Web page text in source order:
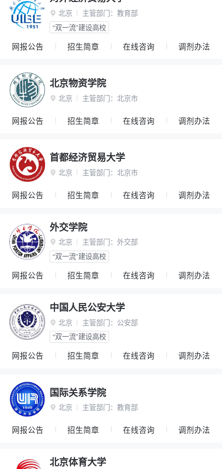
 北京 主管部门： 教育部
“双一流”建设高校
网报公告 招生简章 在线咨询 调剂办法
北京物资学院
 北京 主管部门： 北京市
网报公告 招生简章 在线咨询 调剂办法
首都经济贸易大学
 北京 主管部门： 北京市
网报公告 招生简章 在线咨询 调剂办法
外交学院
 北京 主管部门： 外交部
“双一流”建设高校
网报公告 招生简章 在线咨询 调剂办法
中国人民公安大学
 北京 主管部门： 公安部
“双一流”建设高校
网报公告 招生简章 在线咨询 调剂办法
国际关系学院
 北京 主管部门： 教育部
网报公告 招生简章 在线咨询 调剂办法
北京体育大学